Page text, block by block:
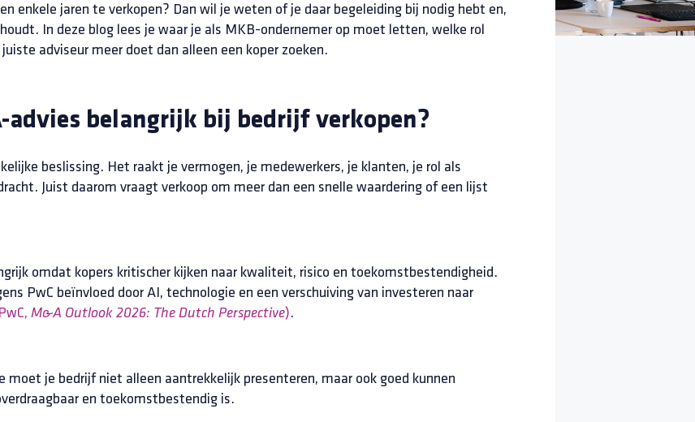
enkele jaren te verkopen? Dan wil je weten of je daar begeleiding bij nodig hebt en,
In deze blog lees je waar je als MKB-ondernemer op moet letten, welke rol
adviseur meer doet dan alleen een koper zoeken.
advies belangrijk bij bedrijf verkopen?
beslissing. Het raakt je vermogen, je medewerkers, je klanten, je rol als
Juist daarom vraagt verkoop om meer dan een snelle waardering of een lijst
omdat kopers kritischer kijken naar kwaliteit, risico en toekomstbestendigheid.
PwC beïnvloed door AI, technologie en een verschuiving van investeren naar
M&A Outlook 2026: The Dutch Perspective).
moet je bedrijf niet alleen aantrekkelijk presenteren, maar ook goed kunnen
en toekomstbestendig is.